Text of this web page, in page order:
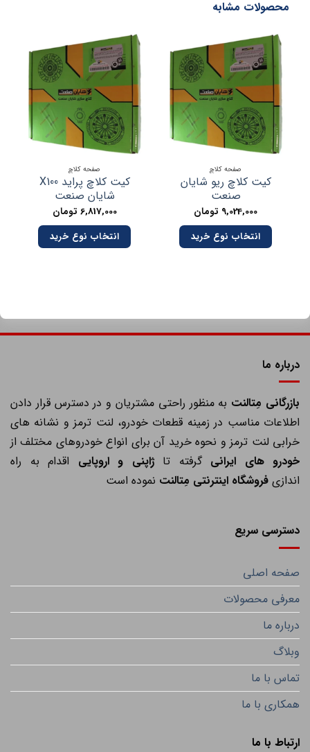
محصولات مشابه
صفحه کلاچ
کیت کلاچ ریو شایان
صنعت
9,024,000 تومان
انتخاب نوع خرید
صفحه کلاچ
کیت کلاچ پراید X100
شایان صنعت
6,817,000 تومان
انتخاب نوع خرید
درباره ما
بازرگانی مِتالنتبه منظور راحتی مشتریان و در دسترس قرار دادن
اطلاعات مناسب در زمینه قطعات خودرو، لنت ترمز و نشانه های
خرابی لنت ترمز و نحوه خرید آن برای انواع خودروهای مختلف از
خودرو های ایرانیگرفته تاژاپنی و اروپاییاقدام به راه
اندازیفروشگاه اینترنتی مِتالنتنموده است
دسترسی سریع
صفحه اصلی
معرفی محصولات
درباره ما
وبلاگ
تماس با ما
همکاری با ما
ارتباط با ما